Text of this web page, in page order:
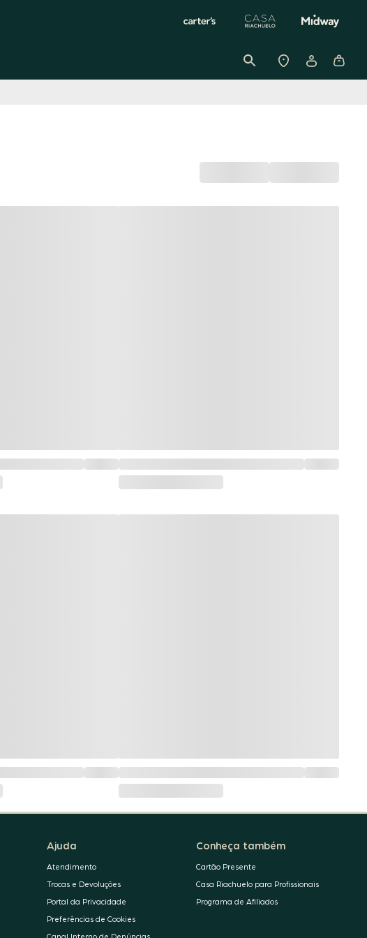
Ajuda
Atendimento
Trocas e Devoluções
Portal da Privacidade
Preferências de Cookies
Conheça também
Cartão Presente
Casa Riachuelo para Profissionais
Programa de Afiliados